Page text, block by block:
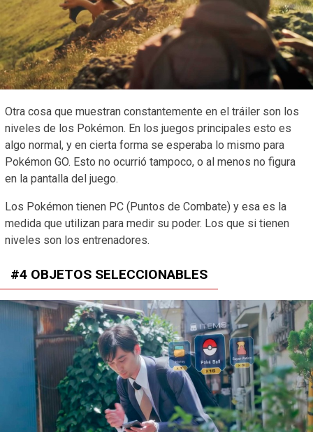
Otra cosa que muestran constantemente en el tráiler son los
niveles de los Pokémon. En los juegos principales esto es
algo normal, y en cierta forma se esperaba lo mismo para
Pokémon GO. Esto no ocurrió tampoco, o al menos no figura
en la pantalla del juego.
Los Pokémon tienen PC (Puntos de Combate) y esa es la
medida que utilizan para medir su poder. Los que si tienen
niveles son los entrenadores.
#4 OBJETOS SELECCIONABLES